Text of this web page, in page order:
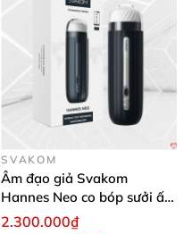
SVAKOM
Âm đạo giả Svakom
Hannes Neo co bóp sưởi ấm
app điều khiển
2.300.000₫